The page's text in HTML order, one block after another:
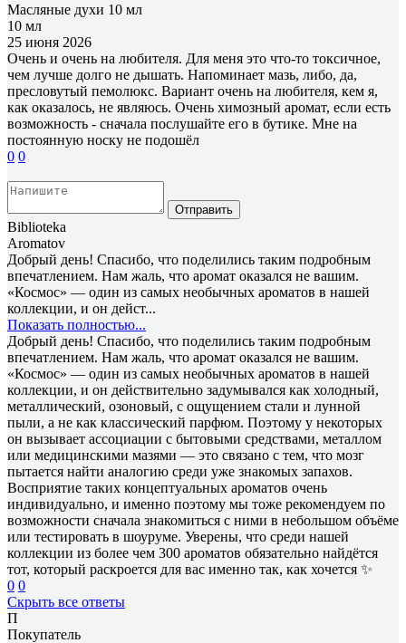
Масляные духи 10 мл
10 мл
25 июня 2026
Очень и очень на любителя. Для меня это что-то токсичное,
чем лучше долго не дышать. Напоминает мазь, либо, да,
пресловутый пемолюкс. Вариант очень на любителя, кем я,
как оказалось, не являюсь. Очень химозный аромат, если есть
возможность - сначала послушайте его в бутике. Мне на
постоянную носку не подошёл
0 0
Отправить
Biblioteka
Aromatov
Добрый день! Спасибо, что поделились таким подробным
впечатлением. Нам жаль, что аромат оказался не вашим.
«Космос» — один из самых необычных ароматов в нашей
коллекции, и он дейст...
Показать полностью...
Добрый день! Спасибо, что поделились таким подробным
впечатлением. Нам жаль, что аромат оказался не вашим.
«Космос» — один из самых необычных ароматов в нашей
коллекции, и он действительно задумывался как холодный,
металлический, озоновый, с ощущением стали и лунной
пыли, а не как классический парфюм. Поэтому у некоторых
он вызывает ассоциации с бытовыми средствами, металлом
или медицинскими мазями — это связано с тем, что мозг
пытается найти аналогию среди уже знакомых запахов.
Восприятие таких концептуальных ароматов очень
индивидуально, и именно поэтому мы тоже рекомендуем по
возможности сначала знакомиться с ними в небольшом объёме
или тестировать в шоуруме. Уверены, что среди нашей
коллекции из более чем 300 ароматов обязательно найдётся
тот, который раскроется для вас именно так, как хочется ✨
0 0
Скрыть все ответы
П
Покупатель